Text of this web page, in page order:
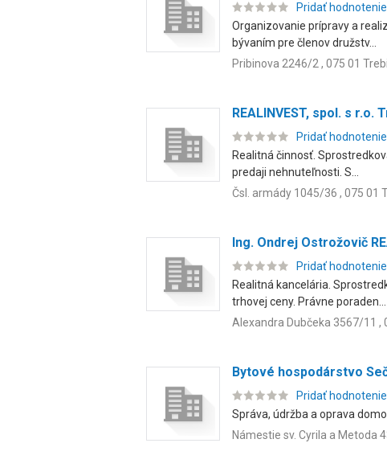
Pridať hodnotenie
Organizovanie prípravy a
bývaním pre členov družstv...
Pribinova 2246/2 , 075 01
REALINVEST, spol. s r.o.
Pridať hodnotenie
Realitná činnosť.
predaji nehnuteľnosti. S...
Čsl. armády 1045/36 , 075 01
Ing. Ondrej Ostrožovič
Pridať hodnotenie
Realitná kancelária.
trhovej ceny. Právne poraden...
Alexandra Dubčeka 3567/11 ,
Bytové hospodárstvo
Pridať hodnotenie
Správa, údržba a oprava
Námestie sv. Cyrila a Metoda